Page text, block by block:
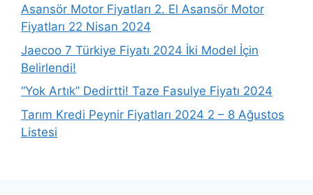
Asansör Motor Fiyatları 2. El Asansör Motor
Fiyatları 22 Nisan 2024
Jaecoo 7 Türkiye Fiyatı 2024 İki Model İçin
Belirlendi!
“Yok Artık” Dedirtti! Taze Fasulye Fiyatı 2024
Tarım Kredi Peynir Fiyatları 2024 2 – 8 Ağustos
Listesi